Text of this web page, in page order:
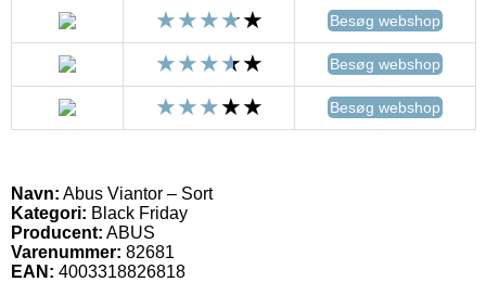
Besøg webshop
Besøg webshop
Besøg webshop
Navn: Abus Viantor – Sort
Kategori: Black Friday
Producent: ABUS
Varenummer: 82681
EAN: 4003318826818